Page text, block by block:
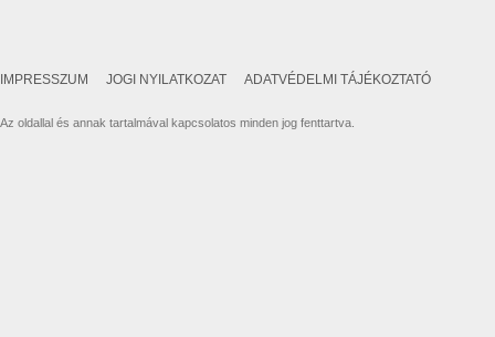
IMPRESSZUM JOGI NYILATKOZAT ADATVÉDELMI TÁJÉKOZTATÓ
Az oldallal és annak tartalmával kapcsolatos minden jog fenttartva.